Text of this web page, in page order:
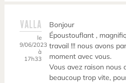
VALLA
le
9/06/2023
à
17h33
Bonjour
Époustouflant ,
travail !!! nous avons
moment avec vous.
Vous avez raison nous
beaucoup trop vite,